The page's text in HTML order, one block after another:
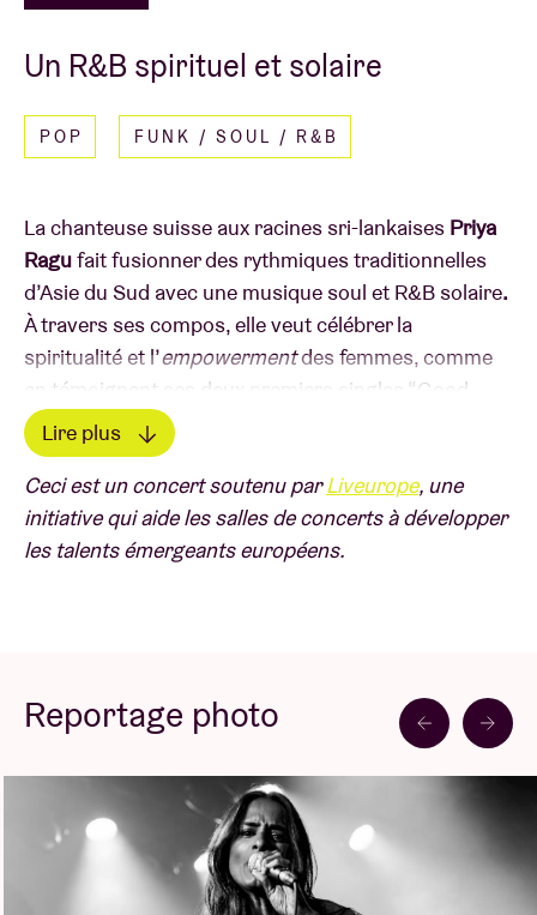
Un R&B spirituel et solaire
POP FUNK / SOUL / R&B
La chanteuse suisse aux racines sri-lankaises Priya
Ragufait fusionner des rythmiques traditionnelles
d’Asie du Sud avec une musique soul et R&B solaire.
À travers ses compos, elle veut célébrer la
spiritualité et l’empowermentdes femmes, comme
en témoignent ses deux premiers singles “Good
Love 2.0” et “Chicken Lemon Rice”, véritables
hymnes à la vie.
Son premier opus tant attendu,damnshestamil, ne
fait que poursuivre dans cette veine et porte sa patte
Un concert de Liveurope:
La première initiative pan-européenne pour soutenir
Lire plus
Lire moins
Ceci est un concert soutenu parLiveurope, une
initiative qui aide les salles de concerts à développer
les talents émergeants européens.
Reportage photo